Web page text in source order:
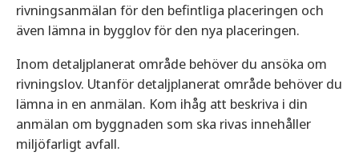
rivningsanmälan för den befintliga placeringen och
även lämna in bygglov för den nya placeringen.
Inom detaljplanerat område behöver du ansöka om
rivningslov. Utanför detaljplanerat område behöver du
lämna in en anmälan. Kom ihåg att beskriva i din
anmälan om byggnaden som ska rivas innehåller
miljöfarligt avfall.